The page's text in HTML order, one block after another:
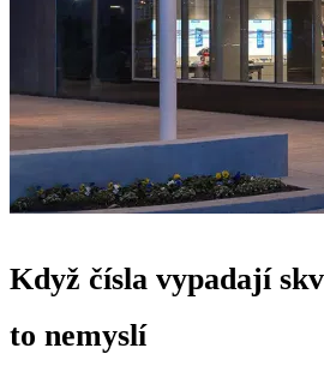
Když čísla vypadají
to nemyslí